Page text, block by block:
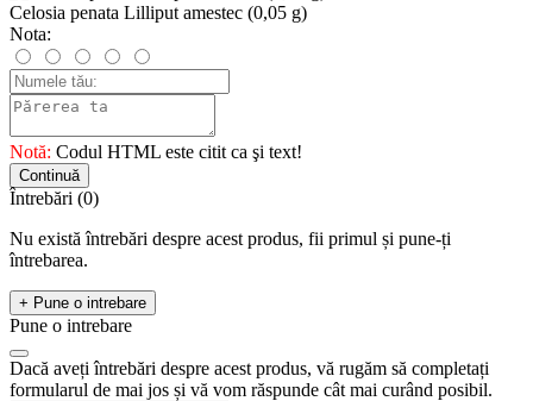
Celosia penata Lilliput amestec (0,05 g)
Nota:
Notă: Codul HTML este citit ca şi text!
Continuă
Întrebări (0)
Nu există întrebări despre acest produs, fii primul și pune-ți
întrebarea.
+ Pune o intrebare
Pune o intrebare
Dacă aveți întrebări despre acest produs, vă rugăm să completați
formularul de mai jos și vă vom răspunde cât mai curând posibil.